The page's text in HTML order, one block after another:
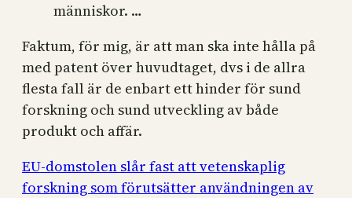
människor. …
Faktum, för mig, är att man ska inte hålla på
med patent över huvudtaget, dvs i de allra
flesta fall är de enbart ett hinder för sund
forskning och sund utveckling av både
produkt och affär.
EU-domstolen slår fast att vetenskaplig
forskning som förutsätter användningen av